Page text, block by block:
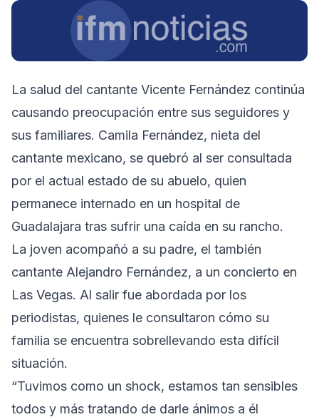
La salud del cantante Vicente Fernández continúa
causando preocupación entre sus seguidores y
sus familiares. Camila Fernández, nieta del
cantante mexicano, se quebró al ser consultada
por el actual estado de su abuelo, quien
permanece internado en un hospital de
Guadalajara tras sufrir una caída en su rancho.
La joven acompañó a su padre, el también
cantante Alejandro Fernández, a un concierto en
Las Vegas. Al salir fue abordada por los
periodistas, quienes le consultaron cómo su
familia se encuentra sobrellevando esta difícil
situación.
“Tuvimos como un shock, estamos tan sensibles
todos y más tratando de darle ánimos a él